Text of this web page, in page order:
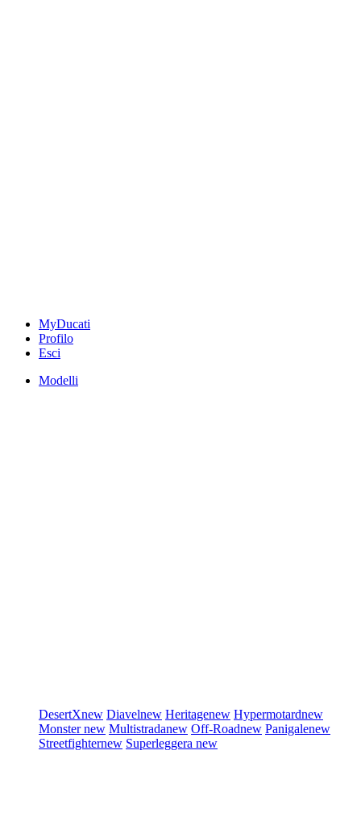
MyDucati
Profilo
Esci
Modelli
DesertXnew Diavelnew Heritagenew Hypermotardnew
Monsternew Multistradanew Off-Roadnew Panigalenew
Streetfighternew Superleggera new